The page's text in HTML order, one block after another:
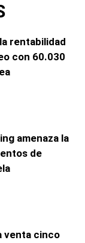
rentabilidad
con 60.030
amenaza la
de
venta cinco